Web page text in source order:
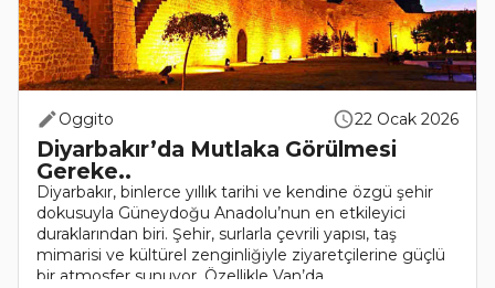
Oggito 22 Ocak 2026
Diyarbakır’da Mutlaka Görülmesi
Gereke..
Diyarbakır, binlerce yıllık tarihi ve kendine özgü şehir
dokusuyla Güneydoğu Anadolu’nun en etkileyici
duraklarından biri. Şehir, surlarla çevrili yapısı, taş
mimarisi ve kültürel zenginliğiyle ziyaretçilerine güçlü
bir atmosfer sunuyor. Özellikle Van’da..